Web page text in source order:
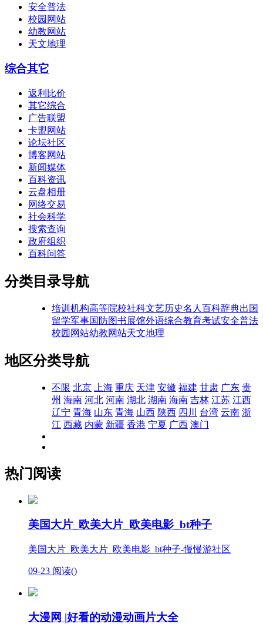
安全普法
校园网站
幼教网站
天文地理
综合其它
返利比价
其它综合
广告联盟
卡盟网站
论坛社区
博客网站
新闻媒体
百科资讯
云盘相册
网络交易
社会科学
搜索查询
政府组织
百科问答
分类目录导航
培训机构高等院校社科文艺历史名人 百科辞典出国
留学军事国防图书展馆外语综合教育考试安全普法
校园网站幼教网站天文地理
地区分类导航
不限 北京 上海 重庆 天津 安徽 福建 甘肃 广东 贵
州 海南 河北 河南 湖北 湖南 海南 吉林 江苏 江西
辽宁 青海 山东 青海 山西 陕西 四川 台湾 云南 浙
江 西藏 内蒙 新疆 香港 宁夏 广西 澳门
热门阅读
美国大片_欧美大片_欧美电影_bt种子
美国大片_欧美大片_欧美电影_bt种子-慢慢游社区
09-23 阅读()
大漫网 |好看的动漫动画片大全